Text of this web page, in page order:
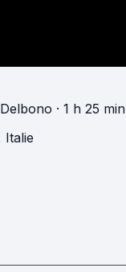
· 1 h 25 min
Italie